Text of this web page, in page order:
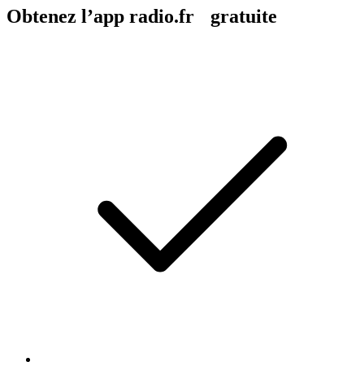
Obtenez l’app radio.fr gratuite